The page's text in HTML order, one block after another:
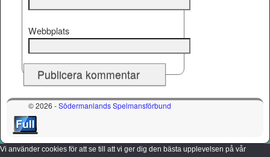
Webbplats
© 2026 -Södermanlands Spelmansförbund
Vi använder cookies för att se till att vi ger dig den bästa upplevelsen på vår